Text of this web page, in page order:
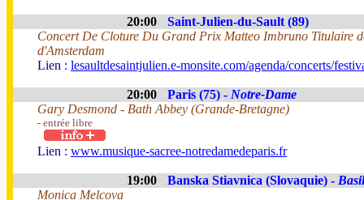
20:00
Saint-Julien-du-Sault (89)
Concert De Cloture Du Grand Prix Matteo Imbruno Titulaire
d'Amsterdam
Lien : lesaultdesaintjulien.e-monsite.com/agenda/concerts/
20:00 Paris (75) - Notre-Dame
Gary Desmond - Bath Abbey (Grande-Bretagne)
- entrée libre
Lien : www.musique-sacree-notredamedeparis.fr
19:00 Banska Stiavnica (Slovaquie) -
Monica Melcova